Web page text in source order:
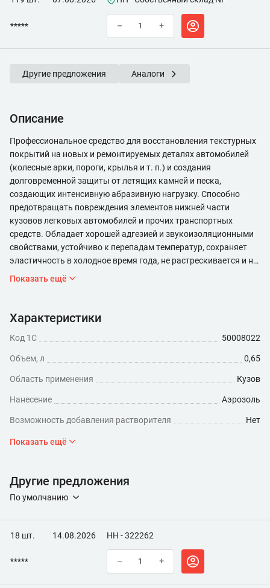
***** – +
Другие предложения Аналоги
Описание
Профессиональное средство для восстановления текстурных
покрытий на новых и ремонтируемых деталях автомобилей
(колесные арки, пороги, крылья и т. п.) и создания
долговременной защиты от летящих камней и песка,
создающих интенсивную абразивную нагрузку. Способно
предотвращать повреждения элементов нижней части
кузовов легковых автомобилей и прочих транспортных
средств. Обладает хорошей адгезией и звукоизоляционными
свойствами, устойчиво к перепадам температур, сохраняет
эластичность в холодное время года, не растрескивается и не
отслаивается на морозе. Быстро сохнет, после высыхания
Показать ещё
Характеристики
Код 1С 50008022
Объем, л 0,65
Область применения Кузов
Нанесение Аэрозоль
Возможность добавления растворителя Нет
Особенности
Показать ещё
Другие предложения
По умолчанию
18 шт. 14.08.2026 НН - 322262
***** – +